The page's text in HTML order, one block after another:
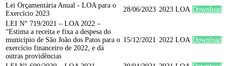
Lei Orçamentária Anual - LOA para o
Exercício 2023
28/06/2023 2023 LOA Download
LEI N° 719/2021 – LOA 2022 –
“Estima a receita e fixa a despesa do
município de São João dos Patos para o
exercício financeiro de 2022, e dá
outras providências
15/12/2021 2022 LOA Download